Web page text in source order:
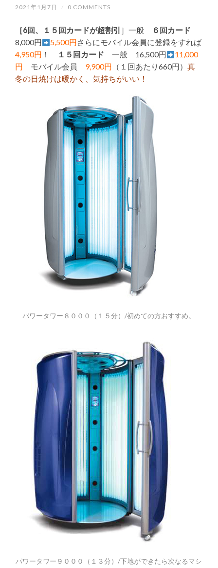
2021年1月7日 / 0 COMMENTS
［6回、１５回カードが超割引 ］一般
６回カード
8,000円
5,500円さらにモバイル会員に登録をすれば
4,950円 ！ １５回カード一般 16,500円
11,000
円 モバイル会員 9,900円 （１回あたり660円）真
冬の日焼けは暖かく、気持ちがいい！
パワータワー８０００（１５分）/初めての方おすすめ。
パワータワー９０００（１３分）/下地ができたら次なるマシ